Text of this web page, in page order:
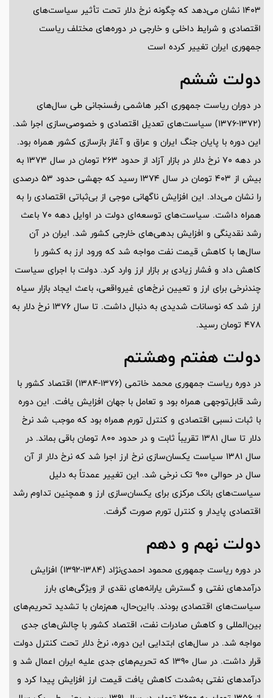
1403 نشان می‌دهد که چگونه نرخ دلار تحت تأثیر سیاست‌های
اقتصادی و شرایط داخلی و خارجی در دوره‌های مختلف ریاست
جمهوری ایران تغییر کرده است
دولت ششم
در دوران ریاست جمهوری اکبر هاشمی رفسنجانی طی سال‌های
(1372-1376) سیاست‌های تعدیل اقتصادی و خصوصی‌سازی اجرا شد.
این دوره با پایان جنگ ایران و عراق و آغاز بازسازی کشور همراه بود.
در دهه 70 نرخ دلار در بازار آزاد از حدود 263 تومان در سال 1373 به
بیش از 403 تومان در سال 1374 رسید که جهشی حدود 53 درصدی
را نشان می‌داد. این افزایش ناگهانی موجی از بی‌ثباتی اقتصادی را به
همراه داشت. سیاست‌های توسعه‌ای دولت در اوایل دهه 70 باعث
رشد نقدینگی و افزایش بدهی‌های خارجی کشور شد. ایران در آن
سال‌ها با کاهش قیمت نفت مواجه شد که ورود ارز به کشور را
کاهش داد و فشار زیادی بر بازار ارز وارد کرد. دولت با اجرای سیاست
چندنرخی برای ارز و تعیین نرخ‌های غیرواقعی، باعث ایجاد بازار سیاه
ارز شد که نوسانات شدیدی به دنبال داشت. تا سال 1376 نرخ دلار به
478 تومان رسید.
دولت هفتم وهشتم
در دوره ریاست جمهوری محمد خاتمی (1376-1384) اقتصاد کشور با
رشد قابل‌توجهی همراه بود و تعامل با جهان افزایش یافت. این دوره
با ثبات نسبی اقتصادی و کنترل تورم همراه بود که موجب شد نرخ
دلار تا سال 1381 تقریباً ثابت و در حدود 800 تومان باقی بماند. در
سال 1381 سیاست یکسان‌سازی نرخ ارز اجرا شد که نرخ دلار از آن
سال در حوالی 900 تک نرخی شد. این تغییر عمدتاً به دلیل
سیاست‌های بانک مرکزی برای یکسان‌سازی ارز و همچنین تداوم رشد
اقتصادی پایدار و کنترل تورم صورت گرفت.
دولت نهم و دهم
در دوره ریاست جمهوری محمود احمدی‌نژاد (1384-1392) افزایش
درآمد‌های نفتی و گسترش یارانه‌های نقدی از ویژگی‌های بارز
سیاست‌های اقتصادی بودند. بااین‌حال، هم‌زمان با تشدید تحریم‌های
بین‌المللی و کاهش صادرات نفت، اقتصاد کشور با چالش‌های جدی
مواجه شد. در سال‌های ابتدایی این دوره، نرخ دلار تحت کنترل دولت
قرار داشت. در سال 1390 که تحریم‌های جدی علیه ایران اعمال شد و
درآمد‌های نفتی به‌شدت کاهش یافت قیمت ارز افزایش پیدا کرد و